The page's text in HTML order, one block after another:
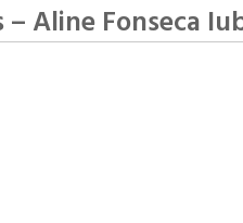
Aline Fonseca